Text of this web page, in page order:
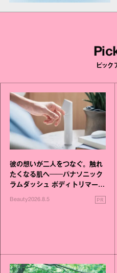
ピック
彼の想いが二人をつなぐ。触れ
たくなる肌へ──パナソニック
ラムダッシュ ボディトリマーが
Beauty2026.8.5 PR